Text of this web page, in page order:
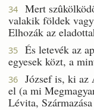
34
Mert
valakik földek
Elhozák az
35
És letevék az
egyesek közt, a
36
József is, ki az
el (a mi
Lévita,